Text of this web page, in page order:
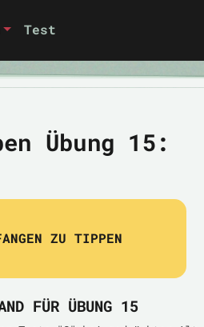
Test
Übung 15:
ZU TIPPEN
FÜR ÜBUNG 15